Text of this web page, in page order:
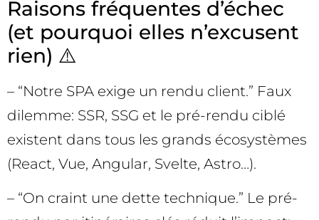
Raisons fréquentes d’échec
(et pourquoi elles n’excusent
rien) ⚠️
– “Notre SPA exige un rendu client.” Faux
dilemme: SSR, SSG et le pré-rendu ciblé
existent dans tous les grands écosystèmes
(React, Vue, Angular, Svelte, Astro…).
– “On craint une dette technique.” Le pré-